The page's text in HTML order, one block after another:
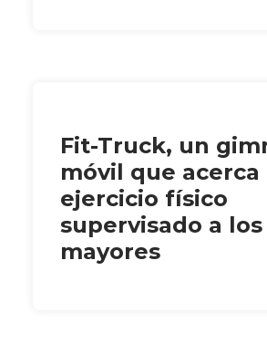
Fit-Truck, un
móvil que acerca
ejercicio físico
supervisado a los
mayores